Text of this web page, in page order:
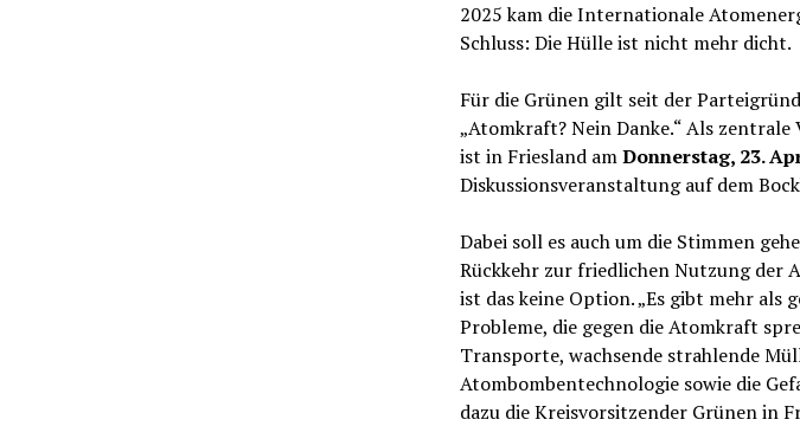
2025 kam die Internationale
Schluss: Die Hülle ist nicht mehr dicht.
Für die Grünen gilt seit der
„Atomkraft? Nein Danke.“ Als
ist in Friesland amDonnerstag, 23.
Diskussionsveranstaltung auf dem
Dabei soll es auch um die Stimmen
Rückkehr zur friedlichen Nutzung der
ist das keine Option. „Es gibt mehr als
Probleme, die gegen die Atomkraft
Transporte, wachsende strahlende
Atombombentechnologie sowie die
dazu die Kreisvorsitzender Grünen in